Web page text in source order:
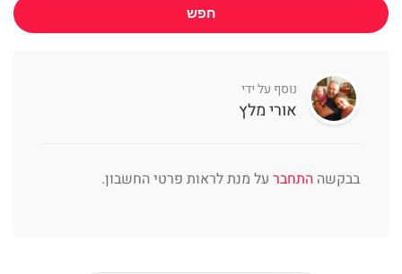
חפש
נוסף על ידי
אורי מלץ
בבקשה התחבר על מנת לראות פרטי החשבון.